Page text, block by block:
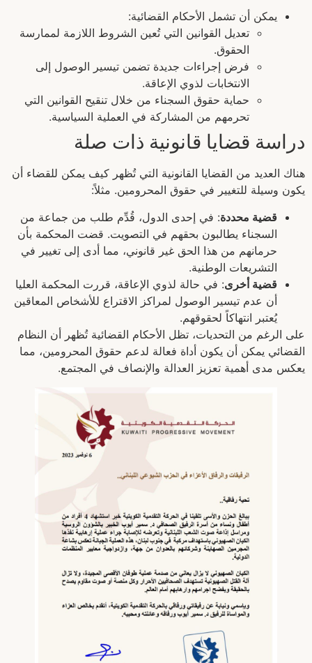
يمكن أن تشمل الأحكام القضائية:
تعديل القوانين التي تُعين الشروط اللازمة لممارسة
الحقوق.
فرض إجراءات جديدة تضمن تيسير الوصول إلى
الانتخابات لذوي الإعاقة.
حماية حقوق السجناء من خلال تنقيح القوانين التي
تحرمهم من المشاركة في العملية السياسية.
دراسة قضايا قانونية ذات صلة
هناك العديد من القضايا القانونية التي تُظهر كيف يمكن للقضاء أن
يكون وسيلة للتغيير في حقوق المحرومين. مثلاً:
قضية محددة: في إحدى الدول، قُدِّم طلب من جماعة من
السجناء يطالبون بحقهم في التصويت. قضت المحكمة بأن
حرمانهم من هذا الحق غير قانوني، مما أدى إلى تغيير في
التشريعات الوطنية.
قضية أخرى: في حالة لذوي الإعاقة، قررت المحكمة العليا
أن عدم تيسير الوصول لمراكز الاقتراع للأشخاص المعاقين
يُعتبر انتهاكاً لحقوقهم.
على الرغم من التحديات، تظل الأحكام القضائية تُظهر أن النظام
القضائي يمكن أن يكون أداة فعالة لدعم حقوق المحرومين، مما
يعكس مدى أهمية تعزيز العدالة والإنصاف في المجتمع.